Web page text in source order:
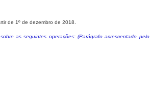
de 1º de dezembro de 2018.
as seguintes operações: (Parágrafo acrescentado pelo